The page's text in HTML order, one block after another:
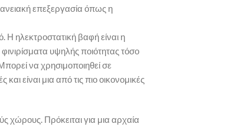
επεξεργασία όπως η
Η ηλεκτροστατική βαφή είναι η
υψηλής ποιότητας τόσο
να χρησιμοποιηθεί σε
είναι μια από τις πιο οικονομικές
χώρους. Πρόκειται για μια αρχαία